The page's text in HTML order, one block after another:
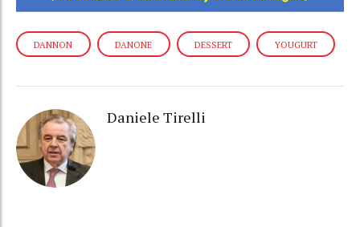
DANNON DANONE DESSERT YOUGURT
Daniele Tirelli